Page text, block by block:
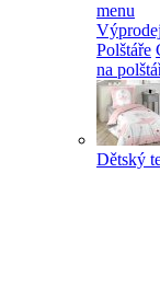
menu
Polštáře
na
Dětský